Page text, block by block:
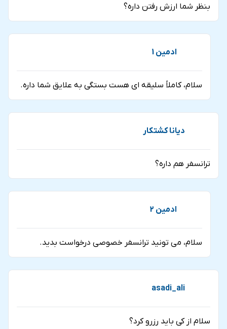
بنظر شما ارزش رفتن داره؟
ادمین 1
سلام، کاملاً سلیقه ای هست بستگی به علایق شما داره.
دیانا کشتکار
ترانسفر هم داره؟
ادمین 2
سلام، می تونید ترانسفر خصوصی درخواست بدید.
asadi_ali
سلام از کی باید رزرو کرد؟